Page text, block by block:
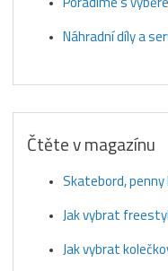
Náhradní díly a
Čtěte v magazínu
Skatebord, penny
Jak vybrat
Jak vybrat